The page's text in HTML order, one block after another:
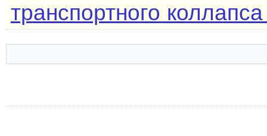
транспортного